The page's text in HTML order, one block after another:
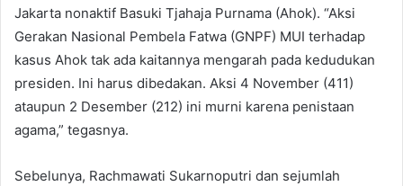
Jakarta nonaktif Basuki Tjahaja Purnama (Ahok). “Aksi
Gerakan Nasional Pembela Fatwa (GNPF) MUI terhadap
kasus Ahok tak ada kaitannya mengarah pada kedudukan
presiden. Ini harus dibedakan. Aksi 4 November (411)
ataupun 2 Desember (212) ini murni karena penistaan
agama,” tegasnya.
Sebelunya, Rachmawati Sukarnoputri dan sejumlah